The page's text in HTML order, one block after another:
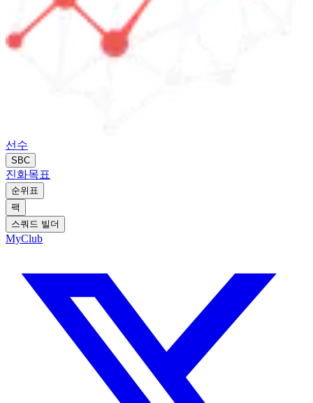
선수
SBC
진화목표
순위표
팩
스쿼드 빌더
MyClub